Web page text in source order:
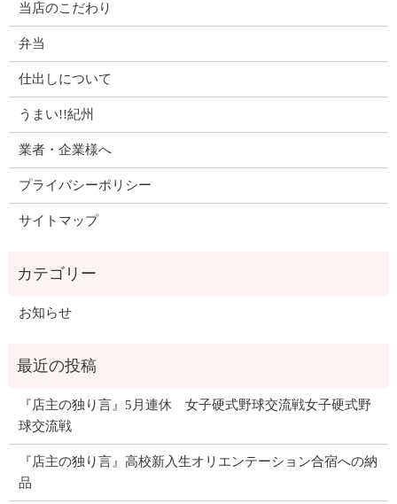
当店のこだわり
弁当
仕出しについて
うまい!!紀州
業者・企業様へ
プライバシーポリシー
サイトマップ
お知らせ
『店主の独り言』5月連休 女子硬式野球交流戦女子硬式野
球交流戦
『店主の独り言』高校新入生オリエンテーション合宿への納
品